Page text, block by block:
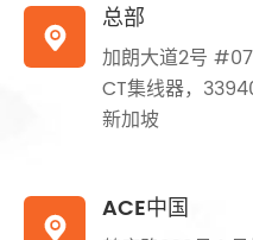

总部
加朗大道2号
CT集线器，
新加坡

ACE中国